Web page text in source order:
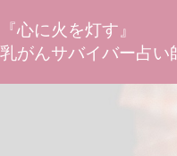
ン
テ
ツ
ビ
ゲ
シ
『心に火を灯す』
乳がんサバイバー占い